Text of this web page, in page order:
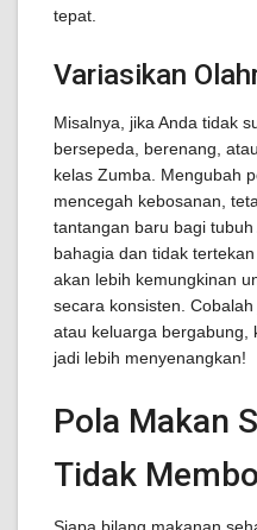
tepat.
Variasikan
Misalnya, jika Anda tidak
bersepeda, berenang,
kelas Zumba. Mengubah
mencegah kebosanan,
tantangan baru bagi
bahagia dan tidak
akan lebih kemungkinan
secara konsisten.
atau keluarga bergabung,
jadi lebih menyenangkan!
Pola Makan
Tidak